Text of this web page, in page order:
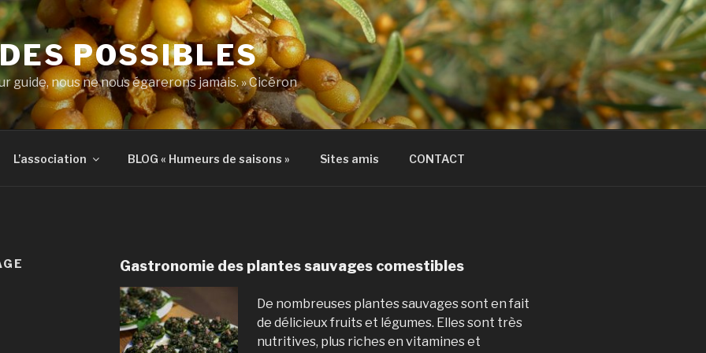
POSSIBLES
guide, nous ne nous égarerons jamais. » Cicéron
L’association BLOG « Humeurs de saisons » Sites amis CONTACT
Gastronomie des plantes sauvages comestibles
De nombreuses plantessauvagessont en fait
de délicieux fruits et légumes. Elles sont très
nutritives, plus riches en vitamines et